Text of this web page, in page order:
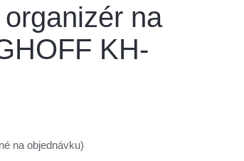
na
KH-
na objednávku)